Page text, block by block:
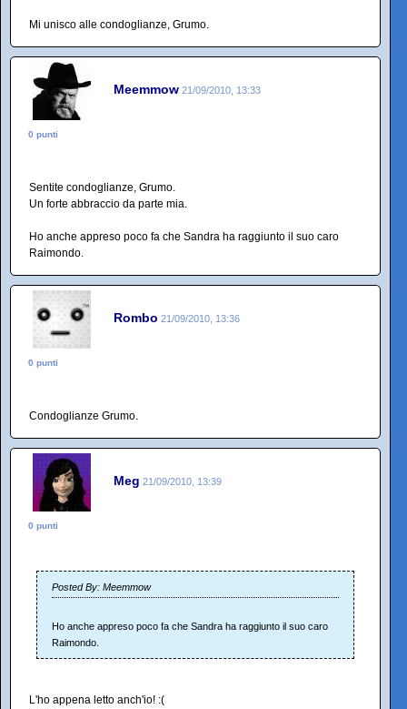
Mi unisco alle condoglianze, Grumo.
Meemmow 21/09/2010, 13:33
0 punti
Sentite condoglianze, Grumo.
Un forte abbraccio da parte mia.
Ho anche appreso poco fa che Sandra ha raggiunto il suo caro
Raimondo.
Rombo 21/09/2010, 13:36
0 punti
Condoglianze Grumo.
Meg 21/09/2010, 13:39
0 punti
Posted By: Meemmow
Ho anche appreso poco fa che Sandra ha raggiunto il suo caro
Raimondo.
L'ho appena letto anch'io! :(